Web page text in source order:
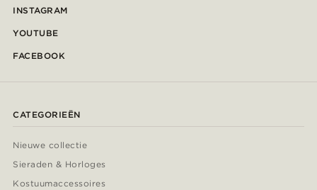
INSTAGRAM
YOUTUBE
FACEBOOK
CATEGORIEËN
Nieuwe collectie
Sieraden & Horloges
Kostuumaccessoires